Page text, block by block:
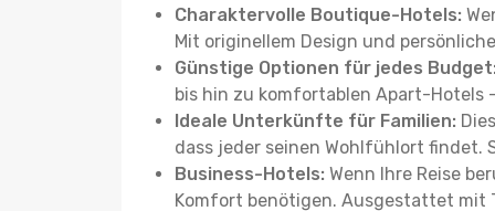
Charaktervolle Boutique-Hotels:
Mit originellem Design und
Günstige Optionen für jedes
bis hin zu komfortablen Apart-Hotels
Ideale Unterkünfte für Familien:
dass jeder seinen Wohlfühlort findet.
Business-Hotels: Wenn Ihre Reise
Komfort benötigen. Ausgestattet mit